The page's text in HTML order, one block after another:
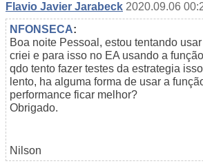
Flavio Javier Jarabeck 2020.09.06
NFONSECA:
Boa noite Pessoal, estou tentando
criei e para isso no EA usando a
qdo tento fazer testes da estrategia
lento, ha alguma forma de usar a
performance ficar melhor?
Obrigado.
Nilson